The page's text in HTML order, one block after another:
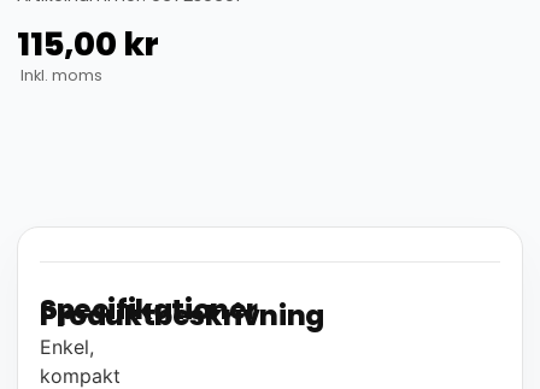
115,00 kr
Inkl. moms
Produktbeskrivning
Enkel,
kompakt
Specifikationer